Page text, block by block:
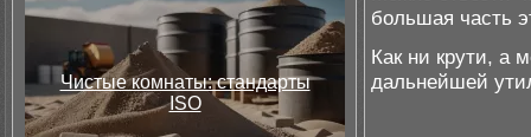
Чистые комнаты: стандарты
ISO
большая часть
Как ни крути, а
дальнейшей